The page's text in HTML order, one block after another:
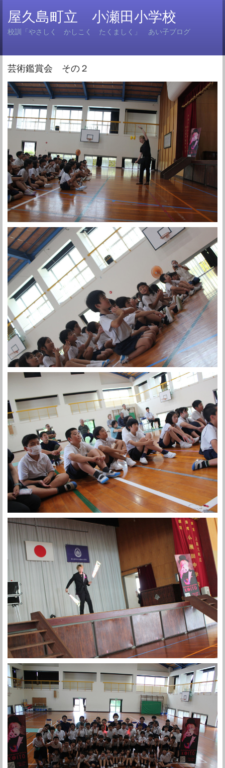
屋久島町立 小瀬田小学校
校訓「やさしく かしこく たくましく」 あい子ブログ
芸術鑑賞会 その２